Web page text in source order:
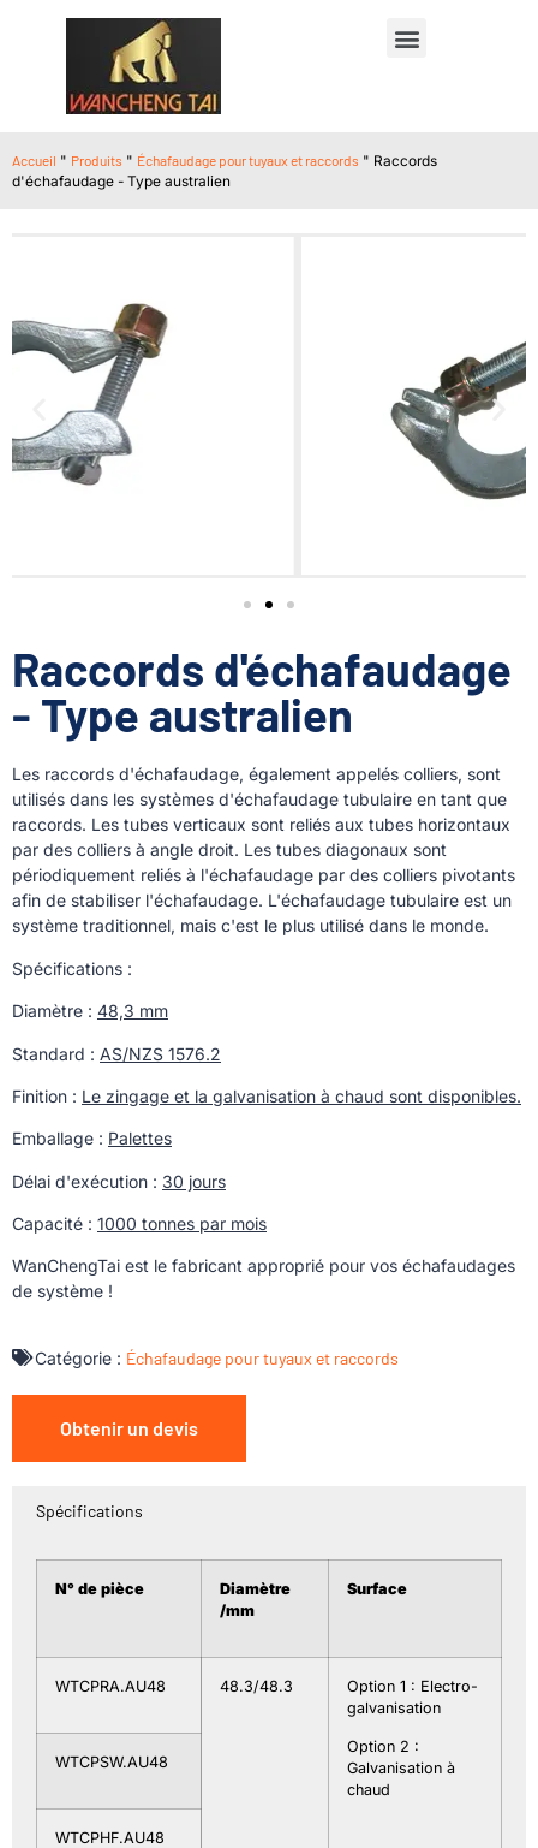
Accueil " Produits " Échafaudage pour tuyaux et raccords " Raccords
d'échafaudage - Type australien
Raccords d'échafaudage
- Type australien
Les raccords d'échafaudage, également appelés colliers, sont
utilisés dans les systèmes d'échafaudage tubulaire en tant que
raccords. Les tubes verticaux sont reliés aux tubes horizontaux
par des colliers à angle droit. Les tubes diagonaux sont
périodiquement reliés à l'échafaudage par des colliers pivotants
afin de stabiliser l'échafaudage. L'échafaudage tubulaire est un
système traditionnel, mais c'est le plus utilisé dans le monde.
Spécifications :
Diamètre : 48,3 mm
Standard : AS/NZS 1576.2
Finition : Le zingage et la galvanisation à chaud sont disponibles.
Emballage : Palettes
Délai d'exécution : 30 jours
Capacité : 1000 tonnes par mois
WanChengTai est le fabricant approprié pour vos échafaudages
de système !
Catégorie : Échafaudage pour tuyaux et raccords
Obtenir un devis
Spécifications
N° de pièce
Diamètre
/mm
Surface
WTCPRA.AU48 48.3/48.3
Option 1 : Electro-
galvanisation
Option 2 :
Galvanisation à
chaud
WTCPSW.AU48
WTCPHF.AU48